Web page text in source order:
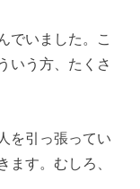
でいました。こ
いう方、たくさ
を引っ張ってい
ます。むしろ、